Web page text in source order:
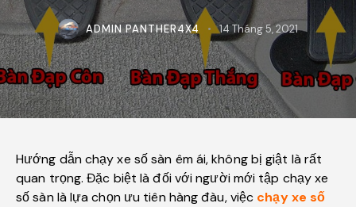
ADMIN PANTHER4X4 14 Tháng 5, 2021
Hướng dẫn chạy xe số sàn êm ái, không bị giật là rất
quan trọng. Đặc biệt là đối với người mới tập chạy xe
số sàn là lựa chọn ưu tiên hàng đàu, việc chạy xe số